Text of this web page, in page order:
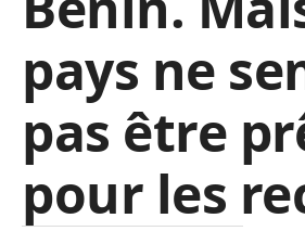
pays ne
pas être
pour les